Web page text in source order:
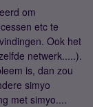
om
etc te
Ook het
netwerk.....).
is, dan zou
simyo
met simyo....